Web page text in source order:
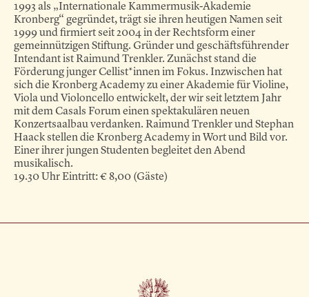
1993 als „Internationale Kammermusik-Akademie
Kronberg“ gegründet, trägt sie ihren heutigen Namen seit
1999 und firmiert seit 2004 in der Rechtsform einer
gemeinnützigen Stiftung. Gründer und geschäftsführender
Intendant ist Raimund Trenkler. Zunächst stand die
Förderung junger Cellist*innen im Fokus. Inzwischen hat
sich die Kronberg Academy zu einer Akademie für Violine,
Viola und Violoncello entwickelt, der wir seit letztem Jahr
mit dem Casals Forum einen spektakulären neuen
Konzertsaalbau verdanken. Raimund Trenkler und Stephan
Haack stellen die Kronberg Academy in Wort und Bild vor.
Einer ihrer jungen Studenten begleitet den Abend
musikalisch.
19.30 Uhr Eintritt: € 8,00 (Gäste)